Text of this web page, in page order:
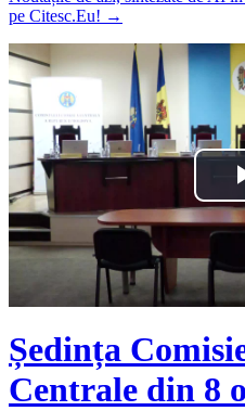
pe Citesc.Eu! →
Ședința
Centrale din 8